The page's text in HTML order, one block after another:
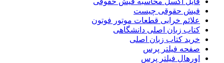
فیش حقوقی چیست
علائم خرابی قطعات موتور فوتون
کتاب زبان اصلی دانشگاهی
خرید کتاب زبان اصلی
صفحه فیلتر پرس
اورهال فیلتر پرس